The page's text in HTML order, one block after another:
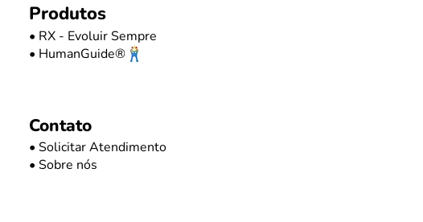
Produtos
• RX - Evoluir Sempre
• HumanGuide®
Contato
• Solicitar Atendimento
• Sobre nós